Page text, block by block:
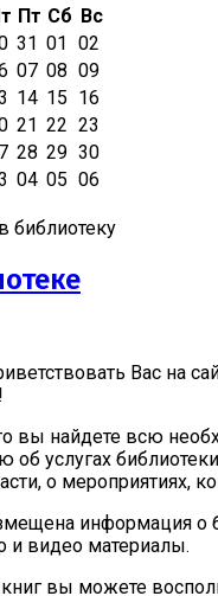
Пт Сб Вс
31 01 02
07 08 09
14 15 16
21 22 23
28 29 30
04 05 06
библиотеку
Вас на
вы найдете всю
об услугах
о мероприятиях,
информация о
и видео материалы.
вы можете